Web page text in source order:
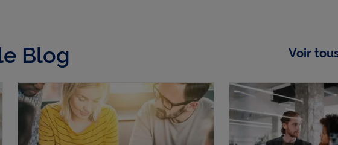
Blog Voir